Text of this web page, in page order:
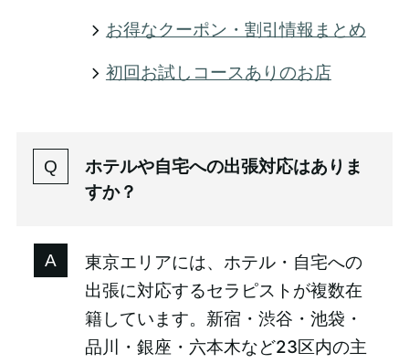
お得なクーポン・割引情報まとめ
初回お試しコースありのお店
ホテルや自宅への出張対応はありま
すか？
東京エリアには、ホテル・自宅への
出張に対応するセラピストが複数在
籍しています。新宿・渋谷・池袋・
品川・銀座・六本木など23区内の主